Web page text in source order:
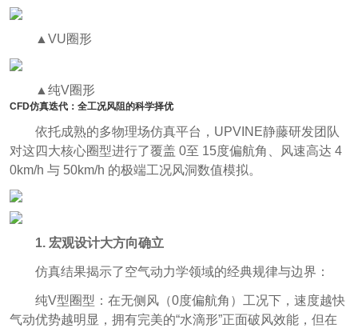
▲VU圈形
▲纯V圈形
CFD仿真迭代：全工况风阻的科学择优
依托成熟的多物理场仿真平台，UPVINE静藤研发团队
对这四大核心圈型进行了覆盖 0至 15度偏航角、风速高达 4
0km/h 与 50km/h 的极端工况风洞数值模拟。
1. 宏观设计大方向确立
仿真结果揭示了空气动力学领域的经典规律与边界：
纯V型圈型：在无侧风（0度偏航角）工况下，速度越快
气动优势越明显，拥有完美的“水滴形”正面破风效能，但在